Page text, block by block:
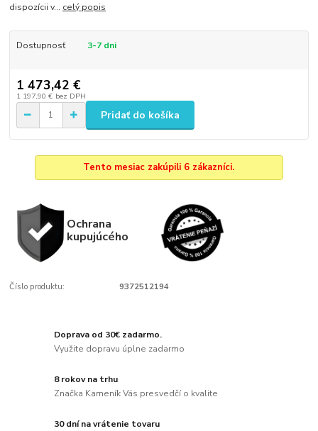
dispozícii v... celý popis
Dostupnosť 3-7 dni
1 473,42 €
1 197,90 € bez DPH
Pridať do košíka
Tento mesiac zakúpili 6 zákazníci.
Ochrana
kupujúcého
Číslo produktu: 9372512194
Doprava od 30€ zadarmo.
Využite dopravu úplne zadarmo
8 rokov na trhu
Značka Kameník Vás presvedčí o kvalite
30 dní na vrátenie tovaru